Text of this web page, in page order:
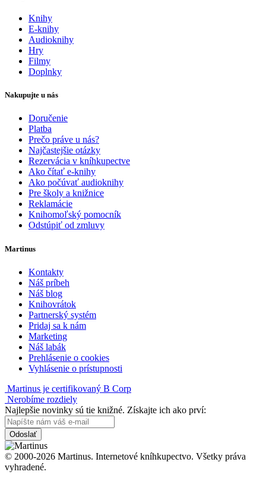
Knihy
E-knihy
Audioknihy
Hry
Filmy
Doplnky
Nakupujte u nás
Doručenie
Platba
Prečo práve u nás?
Najčastejšie otázky
Rezervácia v kníhkupectve
Ako čítať e-knihy
Ako počúvať audioknihy
Pre školy a knižnice
Reklamácie
Knihomoľský pomocník
Odstúpiť od zmluvy
Martinus
Kontakty
Náš príbeh
Náš blog
Knihovrátok
Partnerský systém
Pridaj sa k nám
Marketing
Náš labák
Prehlásenie o cookies
Vyhlásenie o prístupnosti
Martinus je certifikovaný B Corp
Nerobíme rozdiely
Najlepšie novinky sú tie knižné. Získajte ich ako prví:
Odoslať
© 2000-2026 Martinus. Internetové kníhkupectvo. Všetky práva
vyhradené.